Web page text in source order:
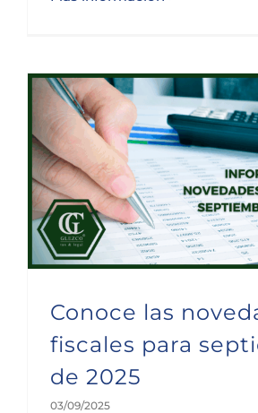
Conoce las
fiscales para
de 2025
03/09/2025